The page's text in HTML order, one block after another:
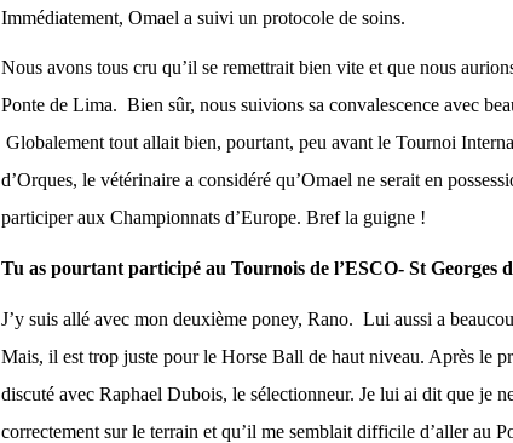
Immédiatement, Omael a suivi un protocole de soins.
Nous avons tous cru qu’il se remettrait bien vite et que nous
Ponte de Lima. Bien sûr, nous suivions sa convalescence avec
Globalement tout allait bien, pourtant, peu avant le Tournoi
d’Orques, le vétérinaire a considéré qu’Omael ne serait en
participer aux Championnats d’Europe. Bref la guigne !
Tu as pourtant participé au Tournois de l’ESCO- St Georges
J’y suis allé avec mon deuxième poney, Rano. Lui aussi a
Mais, il est trop juste pour le Horse Ball de haut niveau. Après le
discuté avec Raphael Dubois, le sélectionneur. Je lui ai dit que je
correctement sur le terrain et qu’il me semblait difficile d’aller au